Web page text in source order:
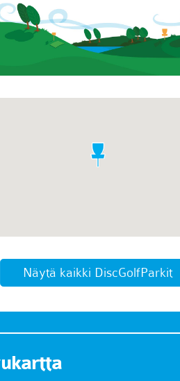
Näytä kaikki DiscGolfParkit